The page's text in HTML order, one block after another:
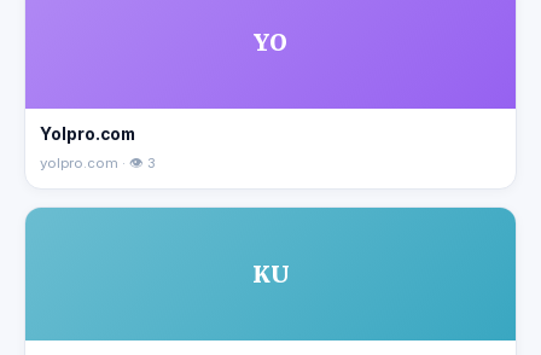
YO
Yolpro.com
yolpro.com · 👁 3
KU